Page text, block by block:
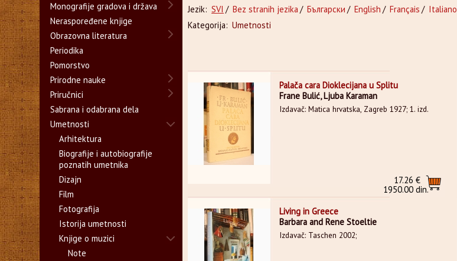
Jezik: SVI / Bez stranih jezika / Български / English / Français / Italiano
Kategorija: Umetnosti
Palača cara Dioklecijana u Splitu
Frane Bulić, Ljuba Karaman
Izdavač: Matica hrvatska, Zagreb 1927; 1. izd.
17.26 €
1950.00 din.
Living in Greece
Barbara and Rene Stoeltie
Izdavač: Taschen 2002;
Monografije gradova i država
Neraspoređene knjige
Obrazovna literatura
Periodika
Pomorstvo
Prirodne nauke
Priručnici
Sabrana i odabrana dela
Umetnosti
Arhitektura
Biografije i autobiografije
poznatih umetnika
Dizajn
Film
Fotografija
Istorija umetnosti
Knjige o muzici
Note